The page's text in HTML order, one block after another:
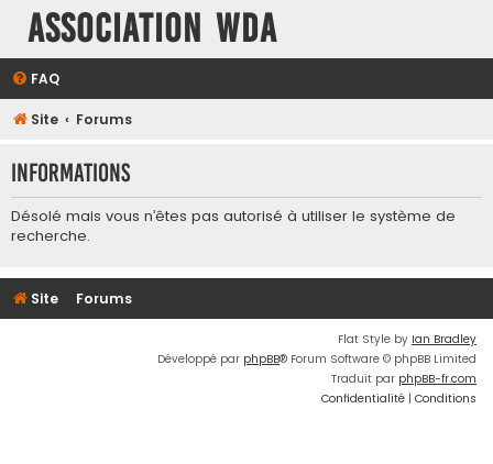
Association WDA
FAQ
Site Forums
Informations
Désolé mais vous n’êtes pas autorisé à utiliser le système de
recherche.
Site Forums
Flat Style by Ian Bradley
Développé par phpBB® Forum Software © phpBB Limited
Traduit par phpBB-fr.com
Confidentialité | Conditions